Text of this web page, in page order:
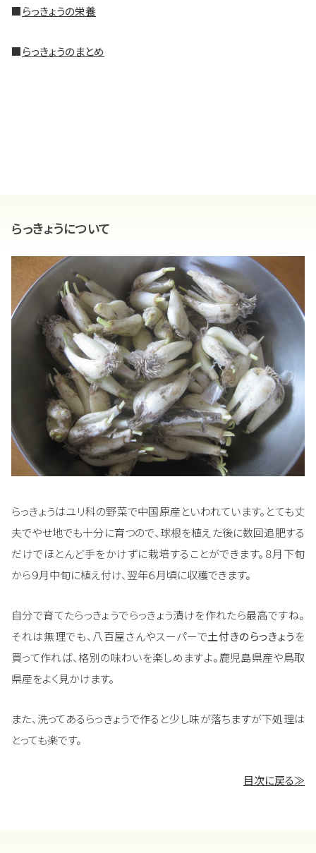
■らっきょうの栄養
■らっきょうのまとめ
らっきょうについて
らっきょうはユリ科の野菜で中国原産といわれています。とても丈
夫でやせ地でも十分に育つので、球根を植えた後に数回追肥する
だけでほとんど手をかけずに栽培することができます。８月下旬
から９月中旬に植え付け、翌年６月頃に収穫できます。
自分で育てたらっきょうでらっきょう漬けを作れたら最高ですね。
それは無理でも、八百屋さんやスーパーで土付きのらっきょうを
買って作れば、格別の味わいを楽しめますよ。鹿児島県産や鳥取
県産をよく見かけます。
また、洗ってあるらっきょうで作ると少し味が落ちますが下処理は
とっても楽です。
目次に戻る≫